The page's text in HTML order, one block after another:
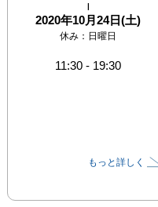
|
2020年10月24日(土)
休み： 日曜日
11:30 - 19:30
もっと詳しく